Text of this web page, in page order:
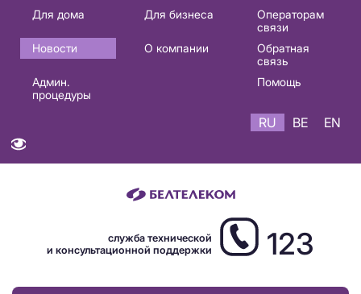
Основная
навигация
RU
Для дома Для бизнеса
Операторам
связи
Новости
О компании
Обратная
связь
Админ.
процедуры
Помощь
RU BE EN
служба технической
и консультационной поддержки
123